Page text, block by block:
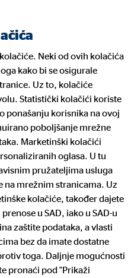
Hrvatska
i
SOS
Hrvatska
10.000
Neki od ovih kolačića
kako bi se osigurale
Uz to, kolačiće
Statistički kolačići koriste
ponašanju korisnika na ovoj
poboljšanje mrežne
Marketinški kolačići
oglasa. U tu
pružateljima usluga
na mrežnim stranicama. Uz
kolačiće, također dajete
u SAD, iako u SAD-u
zaštite podataka, a vlasti
bez da imate dostatne
toga. Daljnje mogućnosti
pronaći pod "Prikaži